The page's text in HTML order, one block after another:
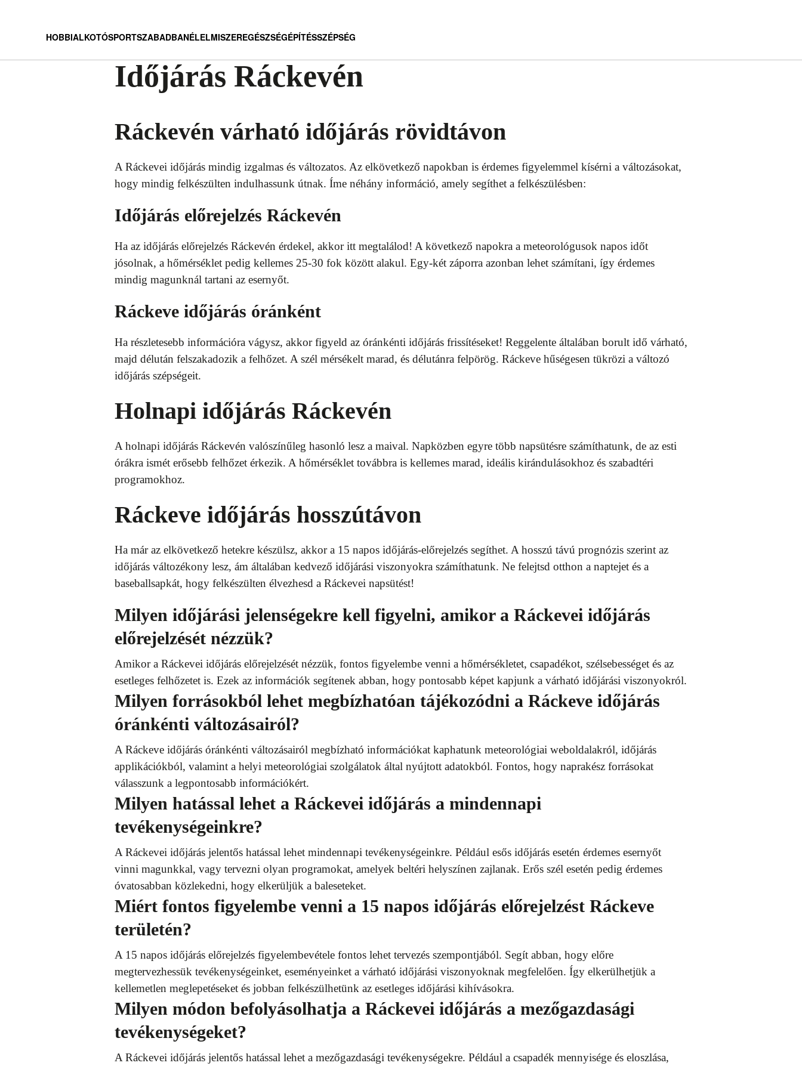
HOBBIALKOTÓSPORTSZABADBANÉLELMISZEREGÉSZSÉGÉPÍTÉSSZÉPSÉG
Időjárás Ráckevén
Ráckevén várható időjárás rövidtávon
A Ráckevei időjárás mindig izgalmas és változatos. Az elkövetkező napokban is érdemes figyelemmel kísérni a változásokat,
hogy mindig felkészülten indulhassunk útnak. Íme néhány információ, amely segíthet a felkészülésben:
Időjárás előrejelzés Ráckevén
Ha az időjárás előrejelzés Ráckevén érdekel, akkor itt megtalálod! A következő napokra a meteorológusok napos időt
jósolnak, a hőmérséklet pedig kellemes 25-30 fok között alakul. Egy-két záporra azonban lehet számítani, így érdemes
mindig magunknál tartani az esernyőt.
Ráckeve időjárás óránként
Ha részletesebb információra vágysz, akkor figyeld az óránkénti időjárás frissítéseket! Reggelente általában borult idő várható,
majd délután felszakadozik a felhőzet. A szél mérsékelt marad, és délutánra felpörög. Ráckeve hűségesen tükrözi a változó
időjárás szépségeit.
Holnapi időjárás Ráckevén
A holnapi időjárás Ráckevén valószínűleg hasonló lesz a maival. Napközben egyre több napsütésre számíthatunk, de az esti
órákra ismét erősebb felhőzet érkezik. A hőmérséklet továbbra is kellemes marad, ideális kirándulásokhoz és szabadtéri
programokhoz.
Ráckeve időjárás hosszútávon
Ha már az elkövetkező hetekre készülsz, akkor a 15 napos időjárás-előrejelzés segíthet. A hosszú távú prognózis szerint az
időjárás változékony lesz, ám általában kedvező időjárási viszonyokra számíthatunk. Ne felejtsd otthon a naptejet és a
baseballsapkát, hogy felkészülten élvezhesd a Ráckevei napsütést!
Milyen időjárási jelenségekre kell figyelni, amikor a Ráckevei időjárás
előrejelzését nézzük?
Amikor a Ráckevei időjárás előrejelzését nézzük, fontos figyelembe venni a hőmérsékletet, csapadékot, szélsebességet és az
esetleges felhőzetet is. Ezek az információk segítenek abban, hogy pontosabb képet kapjunk a várható időjárási viszonyokról.
Milyen forrásokból lehet megbízhatóan tájékozódni a Ráckeve időjárás
óránkénti változásairól?
A Ráckeve időjárás óránkénti változásairól megbízható információkat kaphatunk meteorológiai weboldalakról, időjárás
applikációkból, valamint a helyi meteorológiai szolgálatok által nyújtott adatokból. Fontos, hogy naprakész forrásokat
válasszunk a legpontosabb információkért.
Milyen hatással lehet a Ráckevei időjárás a mindennapi
tevékenységeinkre?
A Ráckevei időjárás jelentős hatással lehet mindennapi tevékenységeinkre. Például esős időjárás esetén érdemes esernyőt
vinni magunkkal, vagy tervezni olyan programokat, amelyek beltéri helyszínen zajlanak. Erős szél esetén pedig érdemes
óvatosabban közlekedni, hogy elkerüljük a baleseteket.
Miért fontos figyelembe venni a 15 napos időjárás előrejelzést Ráckeve
területén?
A 15 napos időjárás előrejelzés figyelembevétele fontos lehet tervezés szempontjából. Segít abban, hogy előre
megtervezhessük tevékenységeinket, eseményeinket a várható időjárási viszonyoknak megfelelően. Így elkerülhetjük a
kellemetlen meglepetéseket és jobban felkészülhetünk az esetleges időjárási kihívásokra.
Milyen módon befolyásolhatja a Ráckevei időjárás a mezőgazdasági
tevékenységeket?
A Ráckevei időjárás jelentős hatással lehet a mezőgazdasági tevékenységekre. Például a csapadék mennyisége és eloszlása,